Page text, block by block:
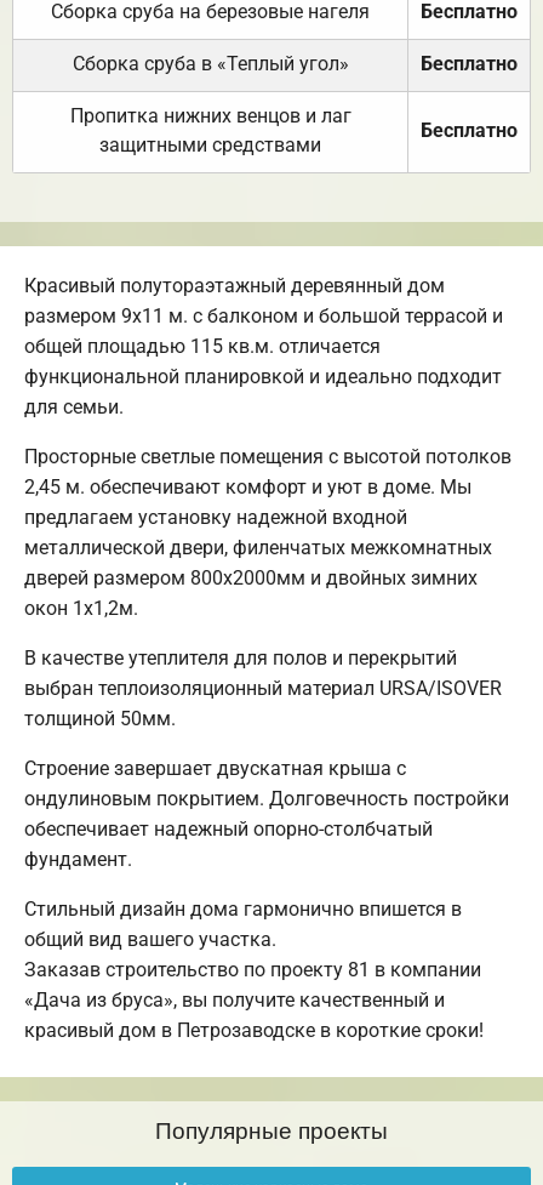
Сборка сруба на березовые нагеля Бесплатно
Сборка сруба в «Теплый угол» Бесплатно
Пропитка нижних венцов и лаг
защитными средствами
Бесплатно
Красивый полутораэтажный деревянный дом
размером 9х11 м. с балконом и большой террасой и
общей площадью 115 кв.м. отличается
функциональной планировкой и идеально подходит
для семьи.
Просторные светлые помещения с высотой потолков
2,45 м. обеспечивают комфорт и уют в доме. Мы
предлагаем установку надежной входной
металлической двери, филенчатых межкомнатных
дверей размером 800х2000мм и двойных зимних
окон 1х1,2м.
В качестве утеплителя для полов и перекрытий
выбран теплоизоляционный материал URSA/ISOVER
толщиной 50мм.
Строение завершает двускатная крыша с
ондулиновым покрытием. Долговечность постройки
обеспечивает надежный опорно-столбчатый
фундамент.
Стильный дизайн дома гармонично впишется в
общий вид вашего участка.
Заказав строительство по проекту 81 в компании
«Дача из бруса», вы получите качественный и
красивый дом в Петрозаводске в короткие сроки!
Популярные проекты